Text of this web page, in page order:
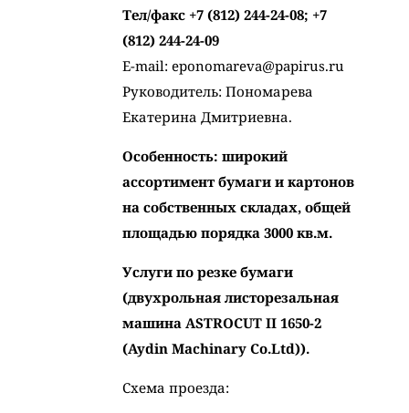
Тел/факс +7 (812) 244-24-08; +7
(812) 244-24-09
E-mail: eponomareva@papirus.ru
Руководитель: Пономарева
Екатерина Дмитриевна.
Особенность: широкий
ассортимент бумаги и картонов
на собственных складах, общей
площадью порядка 3000 кв.м.
Услуги по резке бумаги
(двухрольная листорезальная
машина ASTROCUT II 1650-2
(Aydin Machinary Co.Ltd)).
Схема проезда: